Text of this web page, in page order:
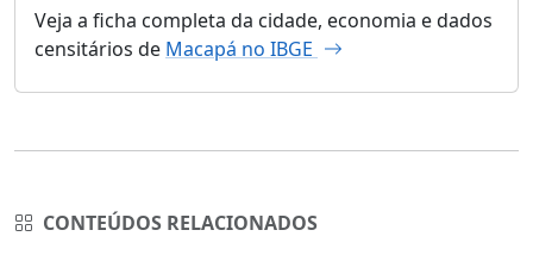
Veja a ficha completa da cidade, economia e dados
censitários de Macapá no IBGE
CONTEÚDOS RELACIONADOS